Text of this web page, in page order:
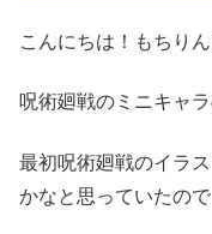
こんにちは！もちりん
呪術廻戦のミニキャ
最初呪術廻戦のイラ
かなと思っていたので